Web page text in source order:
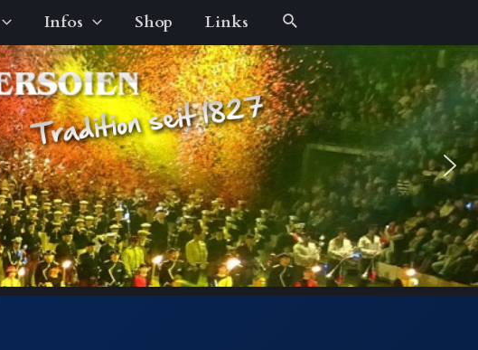
Infos Shop Links Suche